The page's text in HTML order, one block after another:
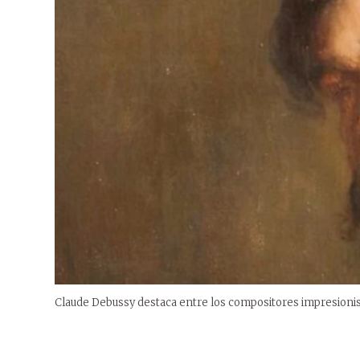
Claude Debussy destaca entre los compositores